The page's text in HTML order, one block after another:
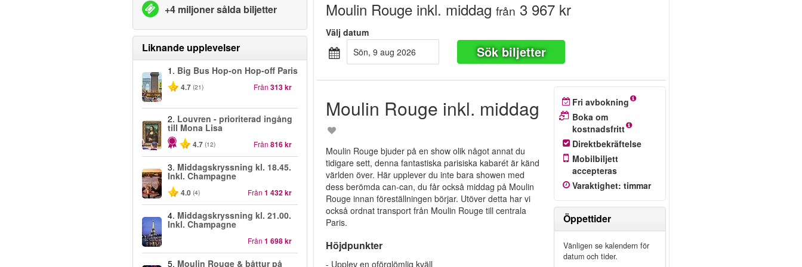
+4 miljoner sålda biljetter
Liknande upplevelser
1. Big Bus Hop-on Hop-off Paris
4.7 (21) Från 313 kr
2. Louvren - prioriterad ingång
till Mona Lisa
4.7 (12) Från 816 kr
3. Middagskryssning kl. 18.45.
Inkl. Champagne
4.0 (4) Från 1 432 kr
4. Middagskryssning kl. 21.00.
Inkl. Champagne
Från 1 698 kr
5. Moulin Rouge & båttur på
Moulin Rouge inkl. middag från 3 967 kr
Välj datum
sön, 9 aug 2026
Sök biljetter
Moulin Rouge inkl. middag
Moulin Rouge bjuder på en show olik något annat du
tidigare sett, denna fantastiska parisiska kabarét är känd
världen över. Här upplever du inte bara showen med
dess berömda can-can, du får också middag på Moulin
Rouge innan föreställningen börjar. Utöver detta har vi
också ordnat transport från Moulin Rouge till centrala
Paris.
Höjdpunkter
- Upplev en oförglömlig kväll
Fri avbokning
Boka om
kostnadsfritt
Direktbekräftelse
Mobilbiljett
accepteras
Varaktighet: timmar
Öppettider
Vänligen se kalendern för
datum och tider.